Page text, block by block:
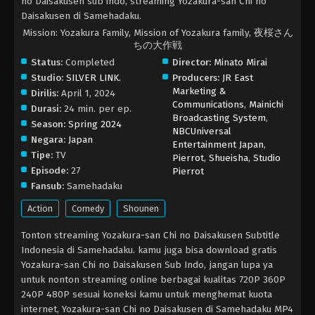
Daisakusen di Samehadaku.
Mission: Yozakura Family, Mission of Yozakura family, 夜桜さん
ちの大作戦
Status: Completed
Studio: SILVER LINK.
Dirilis: April 1, 2024
Durasi: 24 min. per ep.
Season: Spring 2024
Negara: Japan
Tipe: TV
Episode: 27
Fansub: Samehadaku
Director: Minato Mirai
Producers: JR East
Marketing &
Communications, Mainichi
Broadcasting System,
NBCUniversal
Entertainment Japan,
Pierrot,Shueisha,Studio
Pierrot
Action Comedy Shounen
Tonton streaming Yozakura-san Chi no Daisakusen Subtitle
Indonesia di Samehadaku. kamu juga bisa download gratis
Yozakura-san Chi no Daisakusen Sub Indo, jangan lupa ya
untuk nonton streaming online berbagai kualitas 720P 360P
240P 480P sesuai koneksi kamu untuk menghemat kuota
internet, Yozakura-san Chi no Daisakusen di Samehadaku MP4